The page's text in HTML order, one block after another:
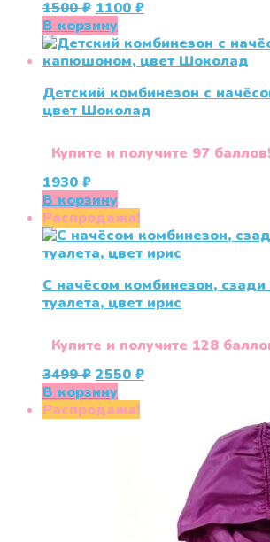
1500₽ Первоначальная
цена
составляла
1500 ₽.
1100₽Текущая
1100 ₽.
В корзину
Детский комбинезон с
цвет Шоколад
Купите и получите 97 баллов!
1930 ₽
В корзину
Распродажа!
С начёсом комбинезон,
туалета, цвет ирис
Купите и получите 128
3499₽ Первоначальная
цена
составляла
2550₽Текущая
В корзину
Распродажа!